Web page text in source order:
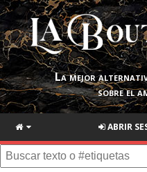
La mejor
sobre el
ABRIR